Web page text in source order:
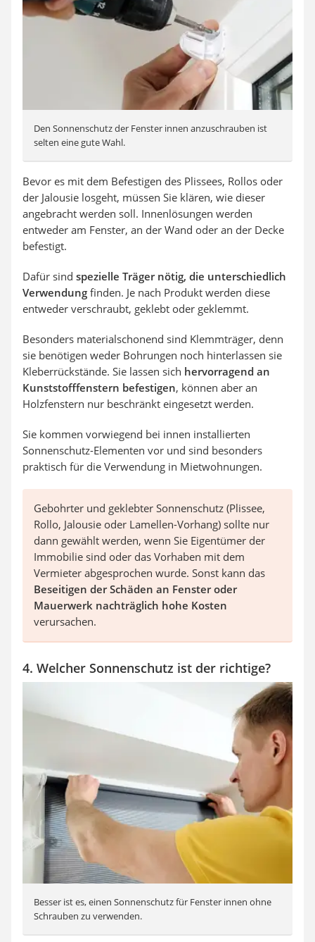
Den Sonnenschutz der Fenster innen anzuschrauben ist
selten eine gute Wahl.
Bevor es mit dem Befestigen des Plissees, Rollos oder
der Jalousie losgeht, müssen Sie klären, wie dieser
angebracht werden soll. Innenlösungen werden
entweder am Fenster, an der Wand oder an der Decke
befestigt.
Dafür sind spezielle Träger nötig, die unterschiedlich
Verwendung finden. Je nach Produkt werden diese
entweder verschraubt, geklebt oder geklemmt.
Besonders materialschonend sind Klemmträger, denn
sie benötigen weder Bohrungen noch hinterlassen sie
Kleberrückstände. Sie lassen sich hervorragend an
Kunststofffenstern befestigen, können aber an
Holzfenstern nur beschränkt eingesetzt werden.
Sie kommen vorwiegend bei innen installierten
Sonnenschutz-Elementen vor und sind besonders
praktisch für die Verwendung in Mietwohnungen.
Gebohrter und geklebter Sonnenschutz (Plissee,
Rollo, Jalousie oder Lamellen-Vorhang) sollte nur
dann gewählt werden, wenn Sie Eigentümer der
Immobilie sind oder das Vorhaben mit dem
Vermieter abgesprochen wurde. Sonst kann das
Beseitigen der Schäden an Fenster oder
Mauerwerk nachträglich hohe Kosten
verursachen.
4. Welcher Sonnenschutz ist der richtige?
Besser ist es, einen Sonnenschutz für Fenster innen ohne
Schrauben zu verwenden.